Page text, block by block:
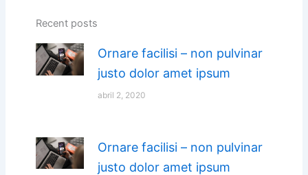
Recent posts
Ornare facilisi – non pulvinar
justo dolor amet ipsum
abril 2, 2020
Ornare facilisi – non pulvinar
justo dolor amet ipsum